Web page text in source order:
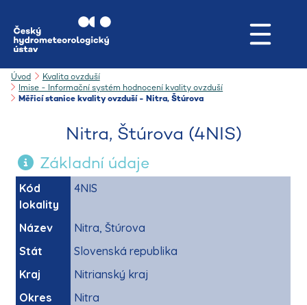
Úvod
Kvalita ovzduší
Imise - Informační systém hodnocení kvality ovzduší
Měřicí stanice kvality ovzduší - Nitra, Štúrova
Nitra, Štúrova (4NIS)
Základní údaje
Kód
lokality
4NIS
Název
Nitra, Štúrova
Stát
Slovenská republika
Kraj
Nitrianský kraj
Okres
Nitra